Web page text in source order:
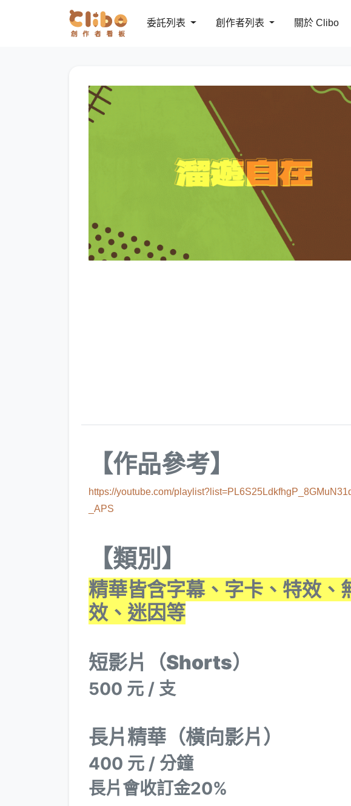
委託列表 創作者列表 關於 Clibo
【作品參考】
https://youtube.com/
_APS
【類別】
精華皆含字幕、字卡、特效、
效、迷因等
短影片（Shorts）
500 元 / 支
長片精華（橫向影片）
400 元 / 分鐘
長片會收訂金20%